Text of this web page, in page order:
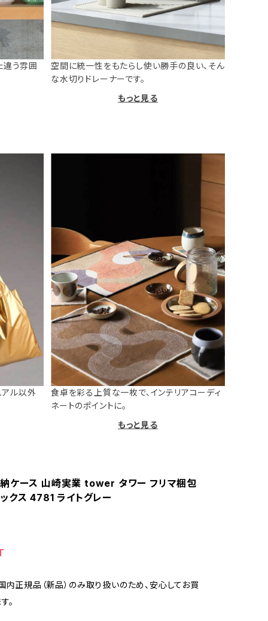
違う雰囲
空間に統一性をもたらし使い勝手の良い、そん
な水切りドレーナーです。
もっと見る
アル以外
食卓を彩る上質な一枚で、インテリアコーディ
ネートのポイントに。
もっと見る
ケース 山崎実業 tower タワー フリマ梱包
クス 4781 ライトグレー
内正規品（新品）のみ取り扱いのため、安心してお買
。